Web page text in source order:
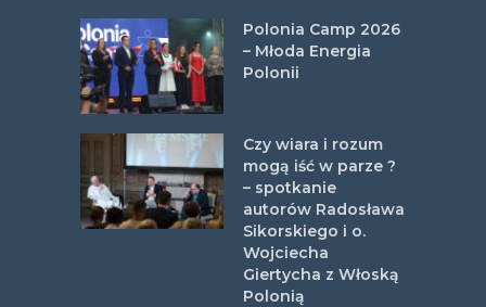
Polonia Camp 2026
– Młoda Energia
Polonii
Czy wiara i rozum
mogą iść w parze ?
– spotkanie
autorów Radosława
Sikorskiego i o.
Wojciecha
Giertycha z Włoską
Polonią